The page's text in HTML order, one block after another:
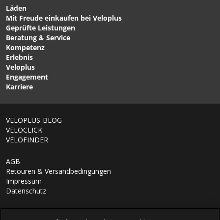
CHF 149.00 CHF 199.00
LITHIUM PACK 1200 Akku
zu den Heizsocken /
schwarz von LENZ
CHF 24.90
Läden
Mit Freude einkaufen bei Veloplus
Geprüfte Leistungen
Beratung & Service
Kompetenz
Erlebnis
Veloplus
Engagement
Karriere
VELOPLUS-BLOG
VELOCLICK
VELOFINDER
AGB
Retouren & Versandbedingungen
Impressum
Datenschutz